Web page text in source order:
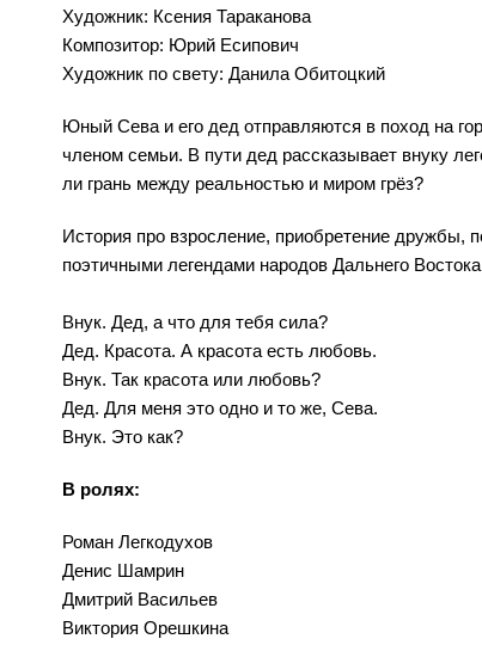
Художник: Ксения Тараканова
Композитор: Юрий Есипович
Художник по свету: Данила Обитоцкий
Юный Сева и его дед отправляются в поход на
членом семьи. В пути дед рассказывает внуку
ли грань между реальностью и миром грёз?
История про взросление, приобретение дружбы,
поэтичными легендами народов Дальнего
Внук. Дед, а что для тебя сила?
Дед. Красота. А красота есть любовь.
Внук. Так красота или любовь?
Дед. Для меня это одно и то же, Сева.
Внук. Это как?
В ролях:
Роман Легкодухов
Денис Шамрин
Дмитрий Васильев
Виктория Орешкина